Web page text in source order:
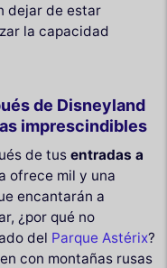
dejar de estar
la capacidad
de Disneyland
imprescindibles
de tus entradas a
ofrece mil y una
encantarán a
¿por qué no
del Parque Astérix?
con montañas rusas